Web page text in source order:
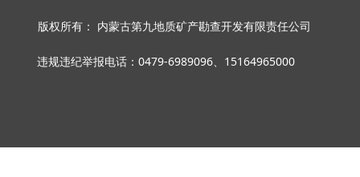
版权所有： 内蒙古第九地质矿产勘查开发有限责任公司
违规违纪举报电话：0479-6989096、15164965000